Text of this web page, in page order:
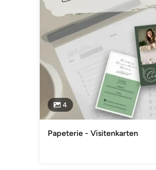
Von der Einkaufsberatung bis zur
machen es möglich, eine Beratung
Ich freue mich darauf Sie
Impressum
pistacchio.design Stefanie Volp
Berufsbezeichnung:
den Inhalt (gem. § 55 Abs. 2 RStV):
http://https://unsplash.com/
Kategorie
Interior Designer & Raumausstatter
4
Papeterie - Visitenkarten